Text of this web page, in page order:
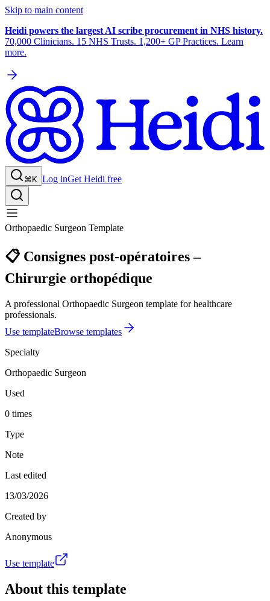
Skip to main content
Heidi powers the largest AI scribe procurement in NHS history.
70,000 Clinicians. 15 NHS Trusts. 1,200+ GP Practices. Learn
more.
⌘K Log inGet Heidi free
Orthopaedic Surgeon Template
📋 Consignes post-opératoires –
Chirurgie orthopédique
A professional Orthopaedic Surgeon template for healthcare
professionals.
Use templateBrowse templates
Specialty
Orthopaedic Surgeon
Used
0 times
Type
Note
Last edited
13/03/2026
Created by
Anonymous
Use template
About this template